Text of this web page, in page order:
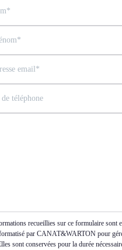
recueillies sur ce formulaire sont
par CANAT&WARTON pour
sont conservées pour la durée